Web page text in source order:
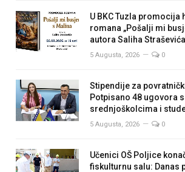
U BKC Tuzla
romana „Pošalji mi
autora Saliha Straševića
5 Augusta, 2026 0
Stipendije za
Potpisano 48 ugovora
srednjoškolcima i
5 Augusta, 2026 0
Učenici OŠ Poljice
fiskulturnu salu: Danas